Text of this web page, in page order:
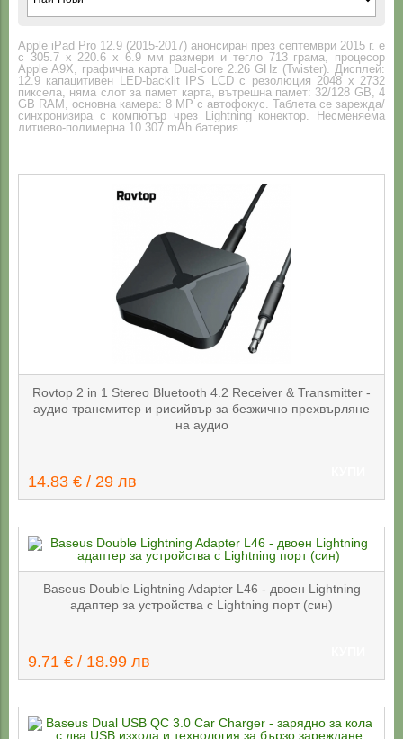
Apple iPad Pro 12.9 (2015-2017) анонсиран през септември 2015 г. е
с 305.7 x 220.6 x 6.9 мм размери и тегло 713 грама, процесор
Apple A9X, графична карта Dual-core 2.26 GHz (Twister). Дисплей:
12.9 капацитивен LED-backlit IPS LCD с резолюция 2048 x 2732
пиксела, няма слот за памет карта, вътрешна памет: 32/128 GB, 4
GB RAM, основна камера: 8 MP с автофокус. Таблета се зарежда/
синхронизира с компютър чрез Lightning конектор. Несменяема
литиево-полимерна 10.307 mAh батерия
Rovtop 2 in 1 Stereo Bluetooth 4.2 Receiver & Transmitter -
аудио трансмитер и рисийвър за безжично прехвърляне
на аудио
14.83 € / 29 лв
Baseus Double Lightning Adapter L46 - двоен Lightning
адаптер за устройства с Lightning порт (син)
9.71 € / 18.99 лв